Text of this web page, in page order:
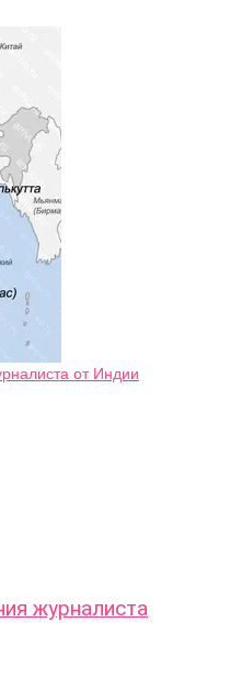
журналиста